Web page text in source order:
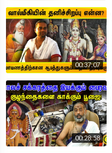
00:37:07
00:28:58